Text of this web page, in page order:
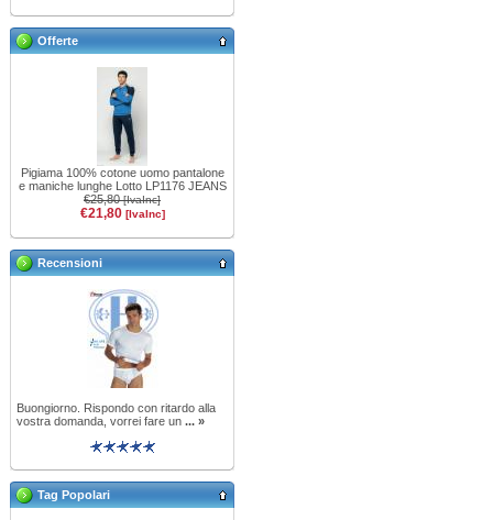
Offerte
Pigiama 100% cotone uomo pantalone
e maniche lunghe Lotto LP1176 JEANS
€25,80[IvaInc]
€21,80 [IvaInc]
Recensioni
Buongiorno. Rispondo con ritardo alla
vostra domanda, vorrei fare un ... »
Tag Popolari